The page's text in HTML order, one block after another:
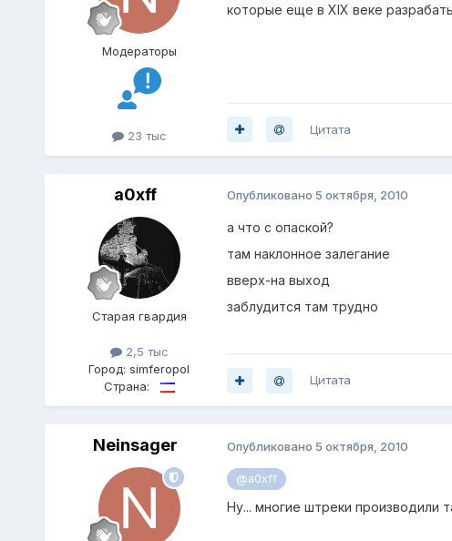
Модераторы
23 тыс
которые еще в XIX веке
Цитата
a0xff
Старая гвардия
2,5 тыс
Город:simferopol
Страна:
Опубликовано 5 октября, 2010
а что с опаской?
там наклонное залегание
вверх-на выход
заблудится там трудно
Цитата
Neinsager Опубликовано 5 октября, 2010
@a0xff
Ну... многие штреки производили